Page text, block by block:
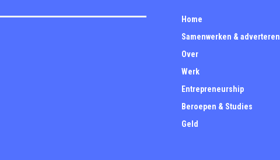
Home
Samenwerken & adverteren
Over
Werk
Entrepreneurship
Beroepen & Studies
Geld